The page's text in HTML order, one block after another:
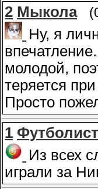
2 Мыкола
Ну, я
молодой,
теряется
Просто
1
Из всех
играли за